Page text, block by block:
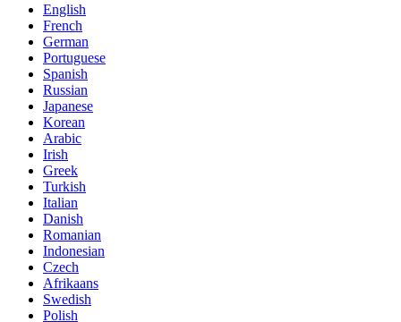
English
French
German
Portuguese
Spanish
Russian
Japanese
Korean
Arabic
Irish
Greek
Turkish
Italian
Danish
Romanian
Indonesian
Czech
Afrikaans
Swedish
Polish